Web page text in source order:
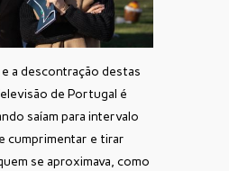
a descontração destas
de Portugal é
saíam para intervalo
cumprimentar e tirar
se aproximava, como